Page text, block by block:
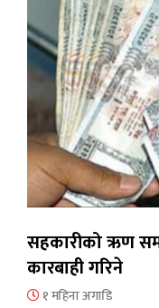
सहकारीको ऋण
कारबाही गरिने
१ महिना अगाडि